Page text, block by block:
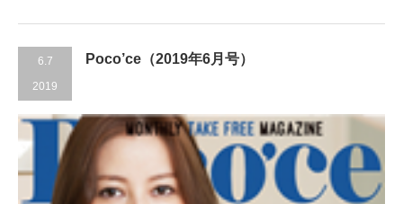
6.7
2019
Poco’ce（2019年6月号）